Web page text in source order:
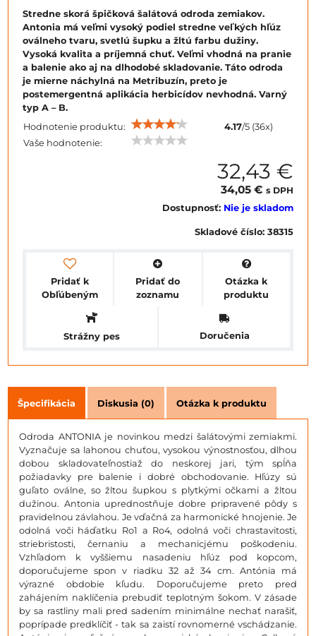
Stredne skorá špičková šalátová odroda zemiakov.
Antonia má veľmi vysoký podiel stredne veľkých hľúz
oválneho tvaru, svetlú šupku a žltú farbu dužiny.
Vysoká kvalita a príjemná chuť. Veľmi vhodná na pranie
a balenie ako aj na dlhodobé skladovanie. Táto odroda
je mierne náchylná na Metribuzín, preto je
postemergentná aplikácia herbicídov nevhodná. Varný
typ A – B.
Hodnotenie produktu:
4.17/5 (36x)
Vaše hodnotenie:
32,43 €
34,05 € s DPH
Dostupnosť: Nie je skladom
Skladové číslo: 38315
Pridať k
Obľúbeným
Pridať do
zoznamu
Otázka k
produktu
Strážny pes Doručenia
Špecifikácia Diskusia (0) Otázka k produktu
Odroda ANTONIA je novinkou medzi šalátovými zemiakmi.
Vyznačuje sa lahonou chuťou, vysokou výnostnosťou, dlhou
dobou skladovateľnostiaž do neskorej jari, tým spĺňa
požiadavky pre balenie i dobré obchodovanie. Hľúzy sú
guľato oválne, so žltou šupkou s plytkými očkami a žltou
dužinou. Antonia uprednostňuje dobre pripravené pôdy s
pravidelnou závlahou. Je vďačná za harmonické hnojenie. Je
odolná voči háďatku Ro1 a Ro4, odolná voči chrastavitosti,
striebristosti, černaniu a mechanicjému poškodeniu.
Vzhľadom k vyššiemu nasadeniu hľúz pod kopcom,
doporučujeme spon v riadku 32 až 34 cm. Antónia má
výrazné obdobie kľudu. Doporučujeme preto pred
zahájením naklíčenia prebudiť teplotným šokom. V zásade
by sa rastliny mali pred sadením minimálne nechať narašiť,
poprípade predklíčiť - tak sa zaistí rovnomerné vschádzanie.